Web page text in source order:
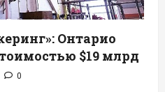
Онтарио
$19 млрд
0